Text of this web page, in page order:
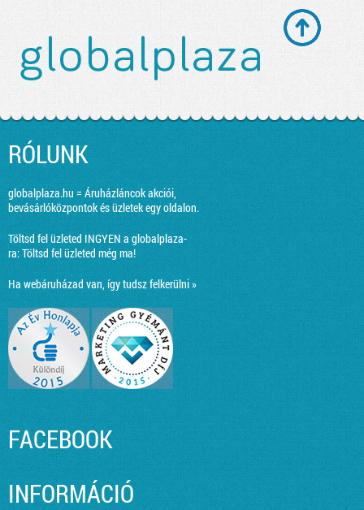
RÓLUNK
globalplaza.hu = Áruházláncok akciói,
bevásárlóközpontok és üzletek egy oldalon.
Töltsd fel üzleted INGYEN a globalplaza-
ra:Töltsd fel üzleted még ma!
Ha webáruházad van, így tudsz felkerülni »
FACEBOOK
INFORMÁCIÓ